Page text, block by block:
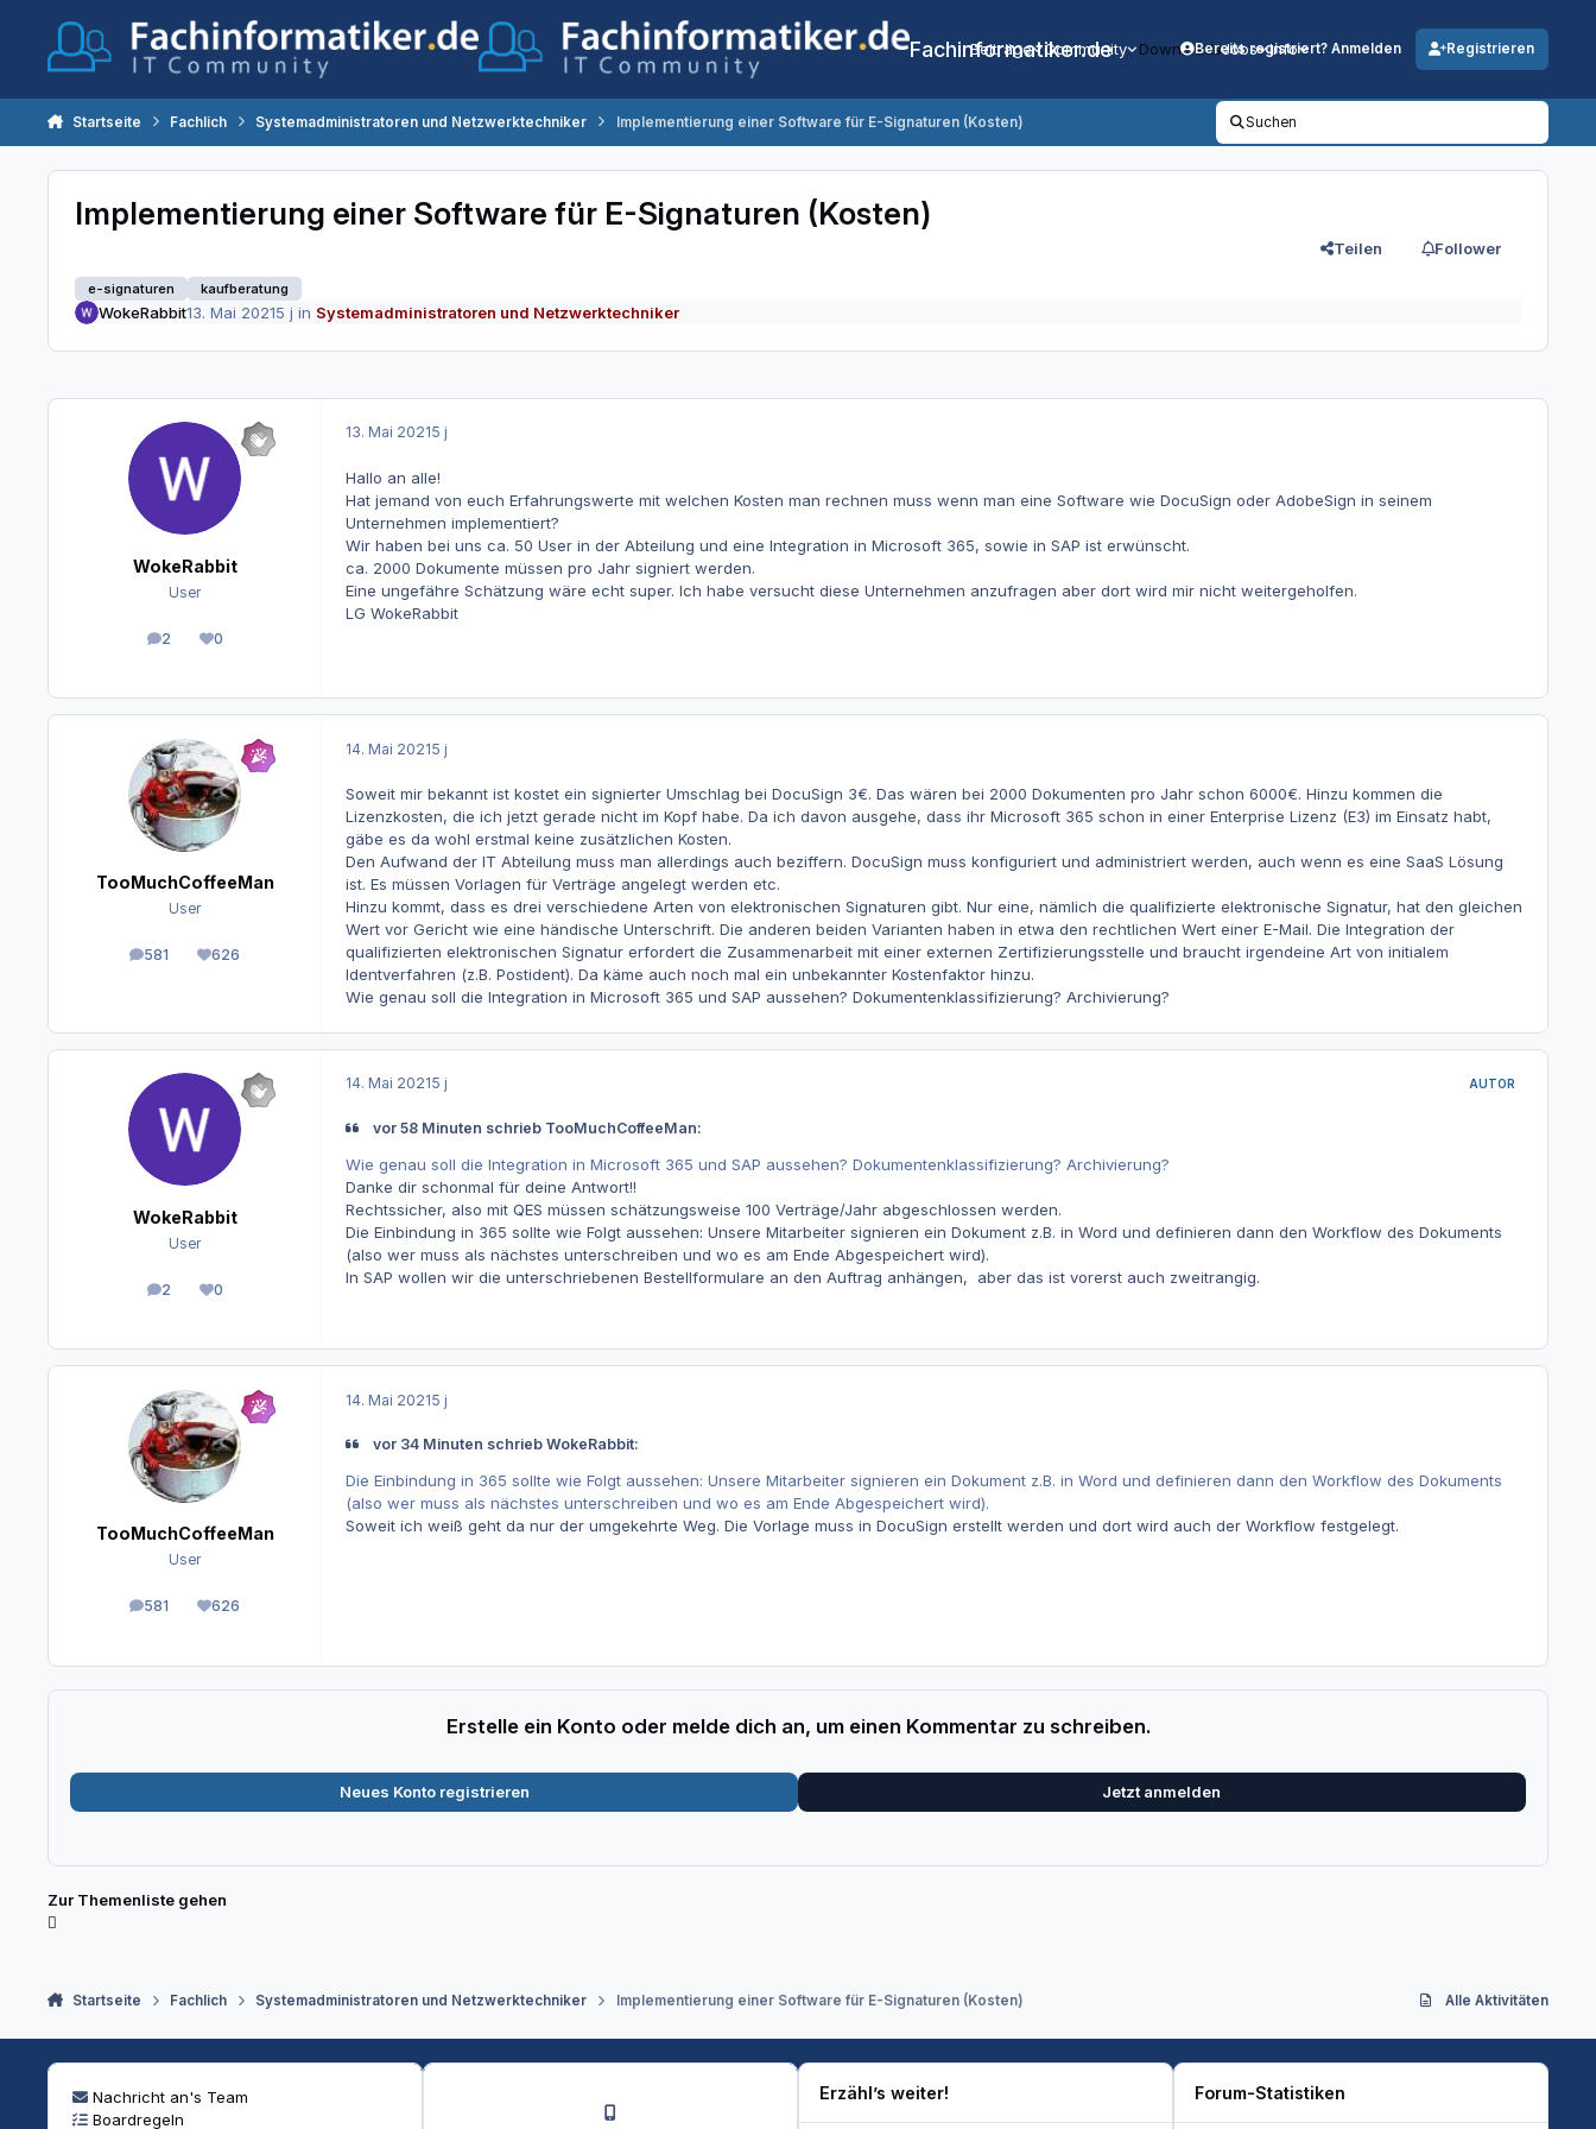
Fachinformatiker.de
Beiträge Community DownloadsJobs Info
Bereits registriert? Anmelden Registrieren
Startseite Fachlich Systemadministratoren und Netzwerktechniker Implementierung einer Software für E-Signaturen (Kosten) Suchen
Implementierung einer Software für E-Signaturen (Kosten)
e-signaturen kaufberatung
Teilen Follower
WokeRabbit13. Mai 20215 j in Systemadministratoren und Netzwerktechniker
WokeRabbit
User
2
Beiträge0
Reputation
13. Mai 20215 j
Hallo an alle!
Hat jemand von euch Erfahrungswerte mit welchen Kosten man rechnen muss wenn man eine Software wie DocuSign oder AdobeSign in seinem
Unternehmen implementiert?
Wir haben bei uns ca. 50 User in der Abteilung und eine Integration in Microsoft 365, sowie in SAP ist erwünscht.
ca. 2000 Dokumente müssen pro Jahr signiert werden.
Eine ungefähre Schätzung wäre echt super. Ich habe versucht diese Unternehmen anzufragen aber dort wird mir nicht weitergeholfen.
LG WokeRabbit
TooMuchCoffeeMan
User
581
Beiträge 626
Reputation
14. Mai 20215 j
Soweit mir bekannt ist kostet ein signierter Umschlag bei DocuSign 3€. Das wären bei 2000 Dokumenten pro Jahr schon 6000€. Hinzu kommen die
Lizenzkosten, die ich jetzt gerade nicht im Kopf habe. Da ich davon ausgehe, dass ihr Microsoft 365 schon in einer Enterprise Lizenz (E3) im Einsatz habt,
gäbe es da wohl erstmal keine zusätzlichen Kosten.
Den Aufwand der IT Abteilung muss man allerdings auch beziffern. DocuSign muss konfiguriert und administriert werden, auch wenn es eine SaaS Lösung
ist. Es müssen Vorlagen für Verträge angelegt werden etc.
Hinzu kommt, dass es drei verschiedene Arten von elektronischen Signaturen gibt. Nur eine, nämlich die qualifizierte elektronische Signatur, hat den gleichen
Wert vor Gericht wie eine händische Unterschrift. Die anderen beiden Varianten haben in etwa den rechtlichen Wert einer E-Mail. Die Integration der
qualifizierten elektronischen Signatur erfordert die Zusammenarbeit mit einer externen Zertifizierungsstelle und braucht irgendeine Art von initialem
Identverfahren (z.B. Postident). Da käme auch noch mal ein unbekannter Kostenfaktor hinzu.
Wie genau soll die Integration in Microsoft 365 und SAP aussehen? Dokumentenklassifizierung? Archivierung?
WokeRabbit
User
2
Beiträge0
Reputation
14. Mai 20215 j AUTOR
vor 58 Minuten schrieb TooMuchCoffeeMan:
Wie genau soll die Integration in Microsoft 365 und SAP aussehen? Dokumentenklassifizierung? Archivierung?
Danke dir schonmal für deine Antwort!!
Rechtssicher, also mit QES müssen schätzungsweise 100 Verträge/Jahr abgeschlossen werden.
Die Einbindung in 365 sollte wie Folgt aussehen: Unsere Mitarbeiter signieren ein Dokument z.B. in Word und definieren dann den Workflow des Dokuments
(also wer muss als nächstes unterschreiben und wo es am Ende Abgespeichert wird).
In SAP wollen wir die unterschriebenen Bestellformulare an den Auftrag anhängen, aber das ist vorerst auch zweitrangig.
TooMuchCoffeeMan
User
581
Beiträge 626
Reputation
14. Mai 20215 j
vor 34 Minuten schrieb WokeRabbit:
Die Einbindung in 365 sollte wie Folgt aussehen: Unsere Mitarbeiter signieren ein Dokument z.B. in Word und definieren dann den Workflow des Dokuments
(also wer muss als nächstes unterschreiben und wo es am Ende Abgespeichert wird).
Soweit ich weiß geht da nur der umgekehrte Weg. Die Vorlage muss in DocuSign erstellt werden und dort wird auch der Workflow festgelegt.
Erstelle ein Konto oder melde dich an, um einen Kommentar zu schreiben.
Neues Konto registrieren Jetzt anmelden
Zur Themenliste gehen
Startseite Fachlich Systemadministratoren und Netzwerktechniker Implementierung einer Software für E-Signaturen (Kosten) Alle Aktivitäten
Nachricht an's Team
Boardregeln
Erzähl’s weiter! Forum-Statistiken